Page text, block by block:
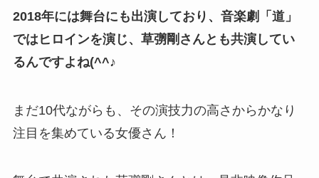
2018年には舞台にも出演しており、音楽劇「道」
ではヒロインを演じ、草彅剛さんとも共演してい
るんですよね(^^♪
まだ10代ながらも、その演技力の高さからかなり
注目を集めている女優さん！